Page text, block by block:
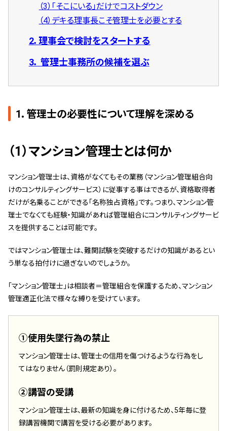
（3）「そこにいる」だけでコストダウン
（4）デキる理事長こそ管理士を必要とする
2．理事会で検討をスタートする
3． 管理士事務所の候補を選ぶ
1．管理士の必要性について理解を深める
（1）マンション管理士とは何か
マンション管理士は、資格がなくてもその業務（マンション管理組合向
けのコンサルティングサービス）に従事する事はできるが、資格取得者
だけが名乗ることができる「名称独占資格」です。つまり、マンション管
理士でなくても経験・知識があれば管理組合にコンサルティングサービ
スを提供することは可能です。
ではマンション管理士は、難関試験を突破するだけの知識があるとい
う単なる拍付けに過ぎないのでしょうか。
「マンション管理士」は相談者＝管理組合を保護するため、マンション
管理適正化法で様々な縛りを受けています。
①使用失墜行為の禁止
マンション管理士は、管理士の信用を傷つけるような行為をし
てはなりません（罰則規定あり）。
②講習の受講
マンション管理士は、最新の知識を身に付けるため、5年毎に登
録講習機関で講習を受ける必要があります。
メルの防火管理者
無料よろづ相談
会社案内
代表挨拶 »
スタッフ紹介 »
実績・お客様の声
コラム